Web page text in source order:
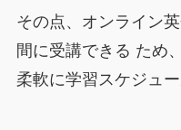
その点、オンライン
間に受講できる ため
柔軟に学習スケジュー